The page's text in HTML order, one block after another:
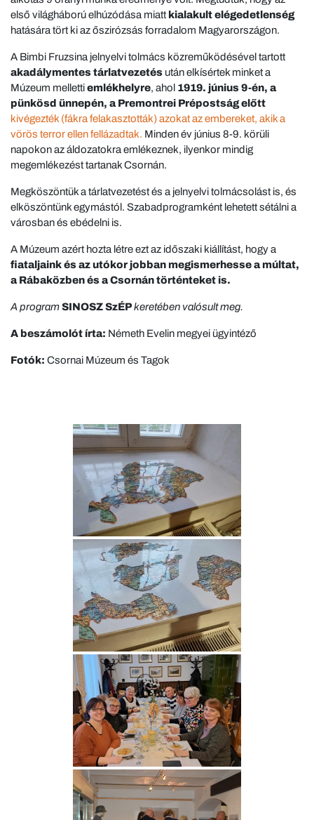
első világháború elhúzódása miatt kialakult elégedetlenség
hatására tört ki az őszirózsás forradalom Magyarországon.
A Bimbi Fruzsina jelnyelvi tolmács közreműködésével tartott
akadálymentes tárlatvezetés után elkísértek minket a
Múzeum mellettiemlékhelyre, ahol 1919. június 9-én, a
pünkösd ünnepén, a Premontrei Prépostság előtt
kivégezték (fákra felakasztották) azokat az embereket, akik a
vörös terror ellen fellázadtak. Minden év június 8-9. körüli
napokon az áldozatokra emlékeznek, ilyenkor mindig
megemlékezést tartanak Csornán.
Megköszöntük a tárlatvezetést és a jelnyelvi tolmácsolást is, és
elköszöntünk egymástól. Szabadprogramként lehetett sétálni a
városban és ebédelni is.
A Múzeum azért hozta létre ezt az időszaki kiállítást, hogy a
fiataljaink és az utókor jobban megismerhesse a múltat,
a Rábaközben és a Csornán történteket is.
A programSINOSZ SzÉPkeretében valósult meg.
A beszámolót írta: Németh Evelin megyei ügyintéző
Fotók: Csornai Múzeum és Tagok